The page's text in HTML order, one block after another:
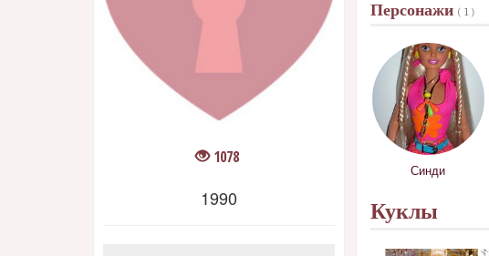
1078
1990
Персонажи ( 1 )
Синди
Куклы